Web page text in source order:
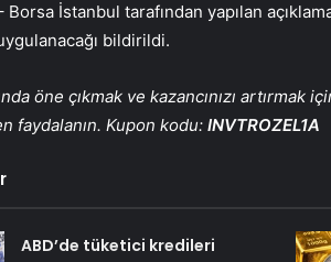
Borsa İstanbul tarafından yapılan
bildirildi.
öne çıkmak ve kazancınızı artırmak
faydalanın. Kupon kodu: INVTROZEL1A
ABD’de tüketici kredileri